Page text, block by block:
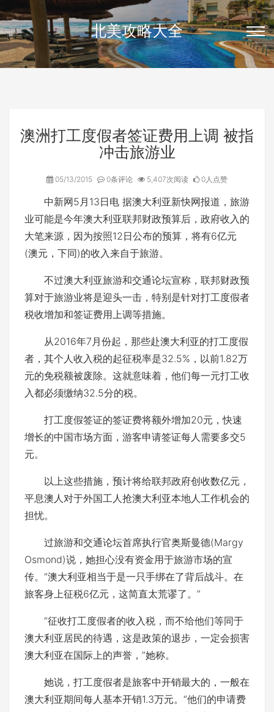
北美攻略大全
澳洲打工度假者签证费用上调 被指
冲击旅游业
05/13/2015 0条评论 5,407次阅读 0人点赞
中新网5月13日电 据澳大利亚新快网报道，旅游
业可能是今年澳大利亚联邦财政预算后，政府收入的
大笔来源，因为按照12日公布的预算，将有6亿元
(澳元，下同)的收入来自于旅游。
不过澳大利亚旅游和交通论坛宣称，联邦财政预
算对于旅游业将是迎头一击，特别是针对打工度假者
税收增加和签证费用上调等措施。
从2016年7月份起，那些赴澳大利亚的打工度假
者，其个人收入税的起征税率是32.5%，以前1.82万
元的免税额被废除。这就意味着，他们每一元打工收
入都必须缴纳32.5分的税。
打工度假签证的签证费将额外增加20元，快速
增长的中国市场方面，游客申请签证每人需要多交5
元。
以上这些措施，预计将给联邦政府创收数亿元，
平息澳人对于外国工人抢澳大利亚本地人工作机会的
担忧。
过旅游和交通论坛首席执行官奥斯曼德(Margy
Osmond)说，她担心没有资金用于旅游市场的宣
传。“澳大利亚相当于是一只手绑在了背后战斗。在
旅客身上征税6亿元，这简直太荒谬了。”
“征收打工度假者的收入税，而不给他们等同于
澳大利亚居民的待遇，这是政策的退步，一定会损害
澳大利亚在国际上的声誉，”她称。
她说，打工度假者是旅客中开销最大的，一般在
澳大利亚期间每人基本开销1.3万元。“他们的申请费